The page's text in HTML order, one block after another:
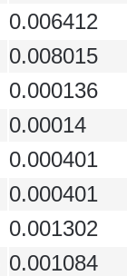
0.006412
0.008015
0.000136
0.00014
0.000401
0.000401
0.001302
0.001084